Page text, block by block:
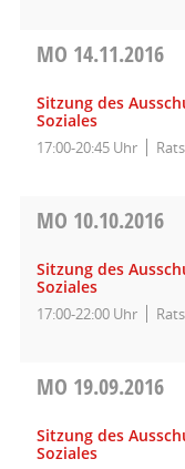
MO 14.11.2016
Sitzung des
Soziales
17:00-20:45 Uhr
MO 10.10.2016
Sitzung des
Soziales
17:00-22:00 Uhr
MO 19.09.2016
Sitzung des
Soziales